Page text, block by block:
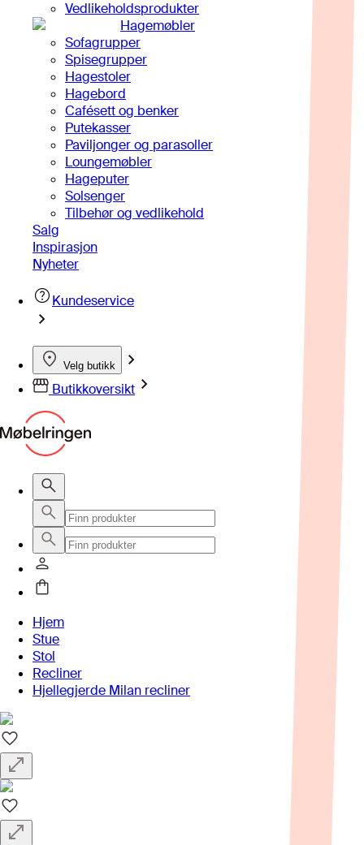
Vedlikeholdsprodukter
Hagemøbler
Sofagrupper
Spisegrupper
Hagestoler
Hagebord
Cafésett og benker
Putekasser
Paviljonger og parasoller
Loungemøbler
Hageputer
Solsenger
Tilbehør og vedlikehold
Salg
Inspirasjon
Nyheter
Kundeservice
Velg butikk
Butikkoversikt
Hjem
Stue
Stol
Recliner
Hjellegjerde Milan recliner